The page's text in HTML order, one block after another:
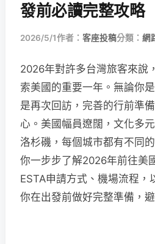
發前必讀完整攻略
2026/5/1作者： 客座投稿分類： 網
2026年對許多台灣旅客來說
索美國的重要一年。無論你
是再次回訪，完善的行前準
心。美國幅員遼闊，文化多
洛杉磯，每個城市都有不同
你一步步了解2026年前往美
ESTA申請方式、機場流程，
你在出發前做好完整準備，